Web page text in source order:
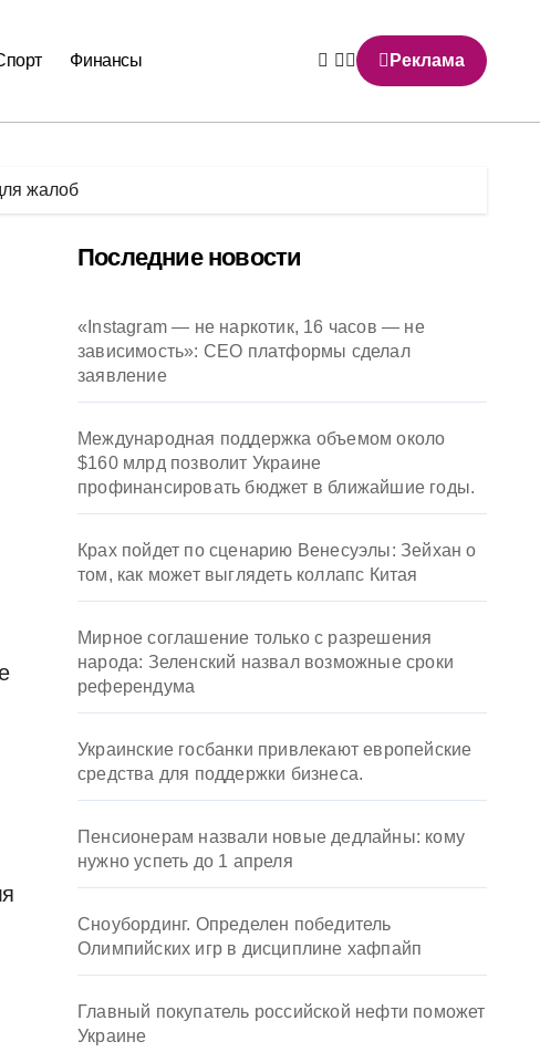
Финансы Реклама
жалоб
Последние новости
«Instagram — не наркотик, 16 часов — не
зависимость»: CEO платформы сделал
заявление
Международная поддержка объемом около
$160 млрд позволит Украине
профинансировать бюджет в ближайшие годы.
Крах пойдет по сценарию Венесуэлы: Зейхан о
том, как может выглядеть коллапс Китая
Мирное соглашение только с разрешения
народа: Зеленский назвал возможные сроки
референдума
Украинские госбанки привлекают европейские
средства для поддержки бизнеса.
Пенсионерам назвали новые дедлайны: кому
нужно успеть до 1 апреля
Сноубординг. Определен победитель
Олимпийских игр в дисциплине хафпайп
Главный покупатель российской нефти поможет
Украине